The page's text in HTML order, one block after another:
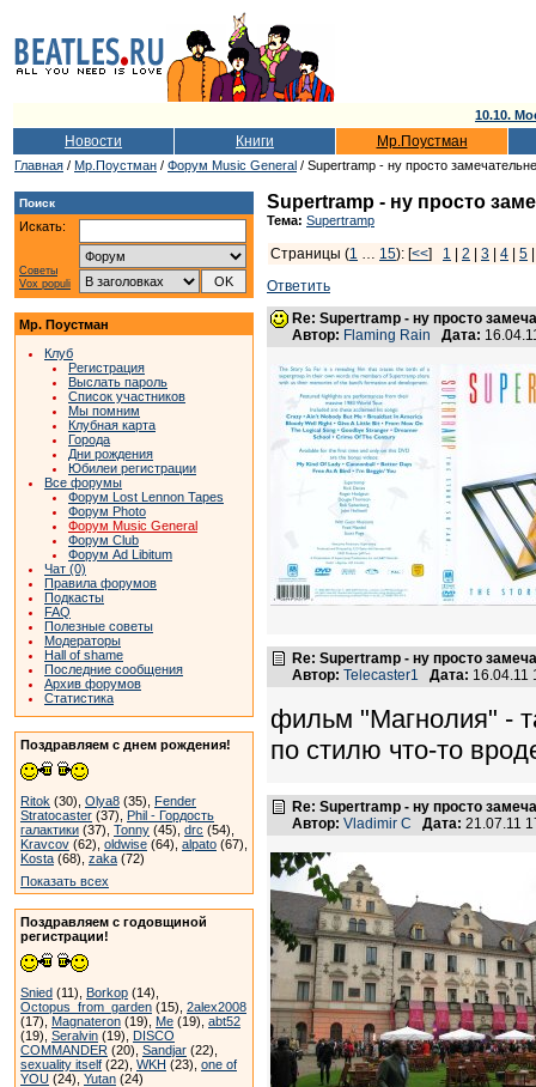
10.10.
Новости Книги Мр.Поустман
Главная / Мр.Поустман / Форум Music General / Supertramp - ну просто
Поиск
Искать:
Советы
Vox populi
Мр. Поустман
Клуб
Регистрация
Выслать пароль
Список участников
Мы помним
Клубная карта
Города
Дни рождения
Юбилеи регистрации
Все форумы
Форум Lost Lennon Tapes
Форум Photo
Форум Music General
Форум Club
Форум Ad Libitum
Чат (0)
Правила форумов
Подкасты
FAQ
Полезные советы
Модераторы
Hall of shame
Последние сообщения
Архив форумов
Статистика
Поздравляем с днем рождения!
Ritok (30), Olya8 (35), Fender
Stratocaster (37), Phil - Гордость
галактики (37), Tonny (45), drc (54),
Kravcov (62), oldwise (64), alpato (67),
Kosta (68), zaka (72)
Показать всех
Поздравляем с годовщиной
регистрации!
Snied (11), Borkop (14),
Octopus_from_garden (15), 2alex2008
(17), Magnateron (19), Me (19), abt52
(19), Seralvin (19), DISCO
COMMANDER (20), Sandjar (22),
sexuality itself (22), WKH (23), one of
YOU (24), Yutan (24)
Supertramp - ну просто
Тема: Supertramp
Страницы (1 … 15): [<<] 1 2 3 4 5
Ответить
Re: Supertramp - ну просто
Автор: Flaming Rain Дата:
Re: Supertramp - ну просто
Автор: Telecaster1 Дата:
фильм "Магнолия" -
по стилю что-то
Re: Supertramp - ну просто
Автор: Vladimir C Дата: 21.07.11